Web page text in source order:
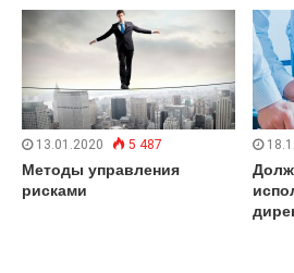
13.01.2020 5 487
Методы управления
рисками